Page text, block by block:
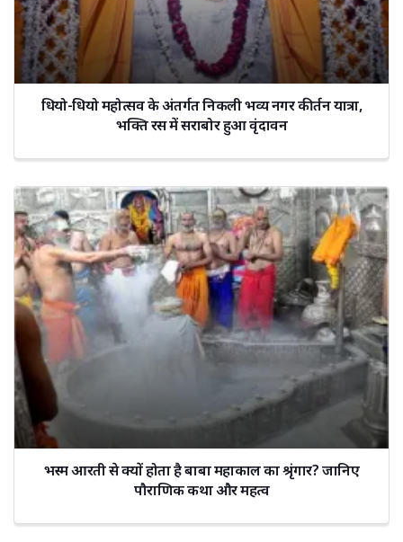
धियो-धियो महोत्सव के अंतर्गत निकली भव्य नगर कीर्तन यात्रा,
भक्ति रस में सराबोर हुआ वृंदावन
भस्म आरती से क्यों होता है बाबा महाकाल का श्रृंगार? जानिए
पौराणिक कथा और महत्व